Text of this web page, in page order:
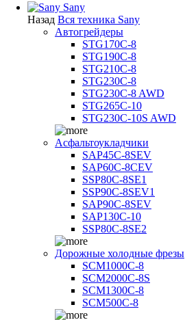
Sany
Назад Вся техника Sany
Автогрейдеры
STG170C-8
STG190C-8
STG210C-8
STG230C-8
STG230C-8 AWD
STG265C-10
STG230C-10S AWD
Асфальтоукладчики
SAP45С-8SEV
SAP60C-8CEV
SSP80C-8SE1
SSP90C-8SEV1
SAP90C-8SEV
SAP130C-10
SSP80C-8SE2
Дорожные холодные фрезы
SCM1000C-8
SCM2000C-8S
SCM1300C-8
SCM500C-8